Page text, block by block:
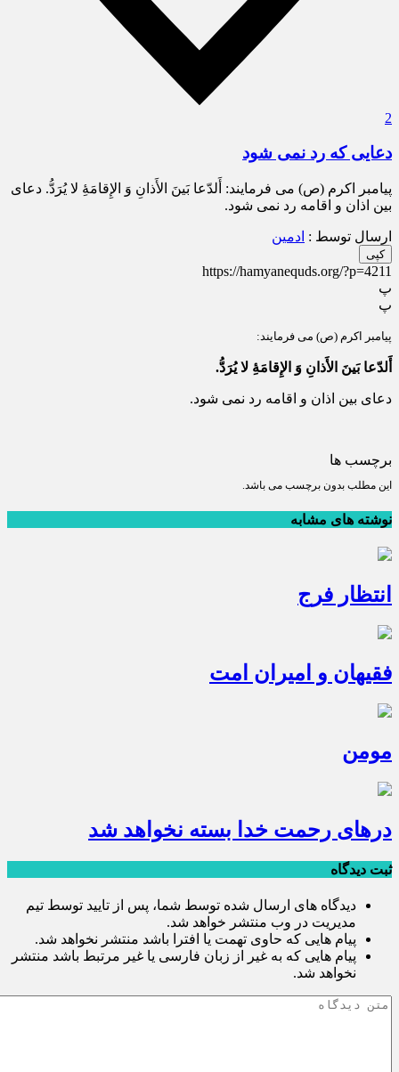
2
دعایی که رد نمی شود
پیامبر اکرم (ص) می فرمایند: أَلدّعا بَینَ الأَذانِ وَ الإِقامَۀِ لا یُرَدُّ. دعای
بین اذان و اقامه رد نمی شود.
ارسال توسط : ادمین
کپی
https://hamyanequds.org/?p=4211
پ
پ
پیامبر اکرم (ص) می فرمایند:
أَلدّعا بَینَ الأَذانِ وَ الإِقامَۀِ لا یُرَدُّ.
دعای بین اذان و اقامه رد نمی شود.
برچسب ها
این مطلب بدون برچسب می باشد.
نوشته های مشابه
انتظار فرج
فقیهان و امیران امت
مومن
درهای رحمت خدا بسته نخواهد شد
ثبت دیدگاه
دیدگاه های ارسال شده توسط شما، پس از تایید توسط تیم
مدیریت در وب منتشر خواهد شد.
پیام هایی که حاوی تهمت یا افترا باشد منتشر نخواهد شد.
پیام هایی که به غیر از زبان فارسی یا غیر مرتبط باشد منتشر
نخواهد شد.